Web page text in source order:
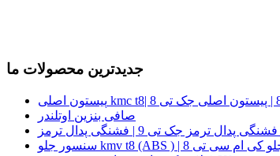
جدیدترین محصولات ما
صافی بنزین اوتلندر